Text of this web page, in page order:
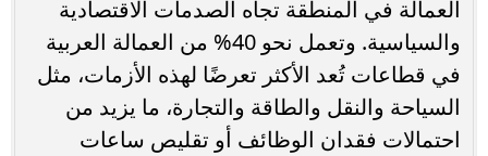
العمالة في المنطقة تجاه الصدمات الاقتصادية
والسياسية. وتعمل نحو 40% من العمالة العربية
في قطاعات تُعد الأكثر تعرضًا لهذه الأزمات، مثل
السياحة والنقل والطاقة والتجارة، ما يزيد من
احتمالات فقدان الوظائف أو تقليص ساعات